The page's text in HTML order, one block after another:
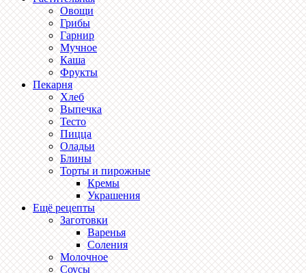
Овощи
Грибы
Гарнир
Мучное
Каша
Фрукты
Пекарня
Хлеб
Выпечка
Тесто
Пицца
Оладьи
Блины
Торты и пирожные
Кремы
Украшения
Ещё рецепты
Заготовки
Варенья
Соления
Молочное
Соусы